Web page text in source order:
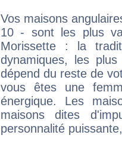
Vos maisons
10 - sont les plus
Morissette : la
dynamiques, les
dépend du reste de
vous êtes une
énergique. Les
maisons dites
personnalité